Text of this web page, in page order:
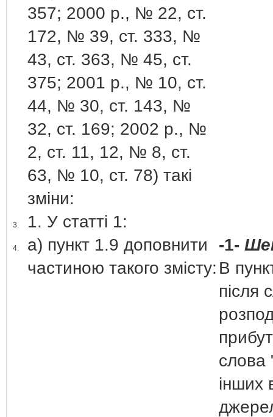
357; 2000 р., № 22, ст.
172, № 39, ст. 333, №
43, ст. 363, № 45, ст.
375; 2001 р., № 10, ст.
44, № 30, ст. 143, №
32, ст. 169; 2002 р., №
2, ст. 11, 12, № 8, ст.
63, № 10, ст. 78) такі
зміни:
3. 1. У статті 1:
4.
а) пункт 1.9 доповнити
частиною такого змісту:
-1-
В
після
слова
інших